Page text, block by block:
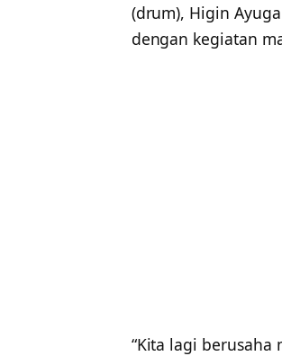
(drum), Higin
dengan kegiatan
“Kita lagi